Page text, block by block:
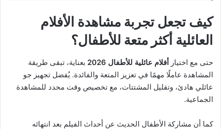
كيف تجعل تجربة مشاهدة الأفلام
العائلية أكثر متعة للأطفال؟
حتى مع اختيار أفلام عائلية للأطفال 2026
بعناية، تبقى طريقة
المشاهدة عاملًا مهمًا في تعزيز المتعة والفائدة. يُفضل تجهيز جو
عائلي هادئ، وتقليل المشتتات، مع تخصيص وقت محدد للمشاهدة
الجماعية.
كما أن مشاركة الأطفال الحديث عن أحداث الفيلم بعد انتهائه